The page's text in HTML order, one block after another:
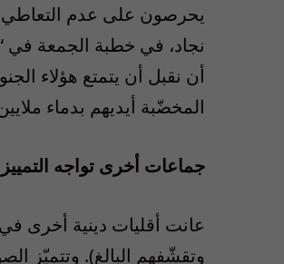
يحرصون على عدم التعاطي
أن نقبل أن يتمتع هؤلاء
المخضّبة أيديهم بدماء
جماعات أخرى تواجه
عانت أقليات دينية أخرى
وتقشّفهم البالغ). وتتميّز